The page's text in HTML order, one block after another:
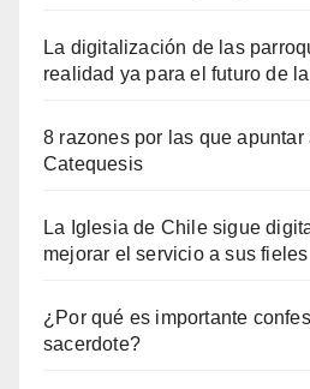
La digitalización de las
realidad ya para el futuro de
8 razones por las que apuntar
Catequesis
La Iglesia de Chile sigue
mejorar el servicio a sus fieles
¿Por qué es importante
sacerdote?